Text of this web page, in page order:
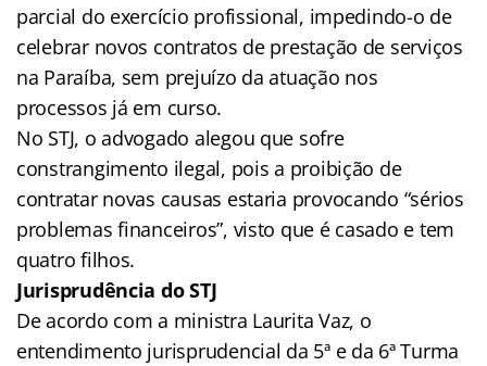
parcial do exercício profissional, impedindo-o de
celebrar novos contratos de prestação de serviços
na Paraíba, sem prejuízo da atuação nos
processos já em curso.
No STJ, o advogado alegou que sofre
constrangimento ilegal, pois a proibição de
contratar novas causas estaria provocando “sérios
problemas financeiros”, visto que é casado e tem
quatro filhos.
Jurisprudência do STJ
De acordo com a ministra Laurita Vaz, o
entendimento jurisprudencial da 5ª e da 6ª Turma